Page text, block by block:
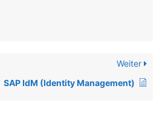
Weiter
SAP IdM (Identity Management)